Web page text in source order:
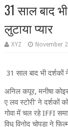
31 साल बाद
लुटाया प्यार
XYZ November
31 साल बाद भी दर्शकों
अनिल कपूर, मनीषा
ए लव स्टोरी' ने दर्शकों
गोवा में चल रहे IFFI
विधु विनोद चोपड़ा ने